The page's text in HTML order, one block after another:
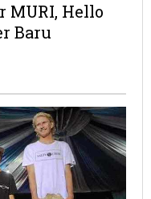
MURI, Hello
Baru